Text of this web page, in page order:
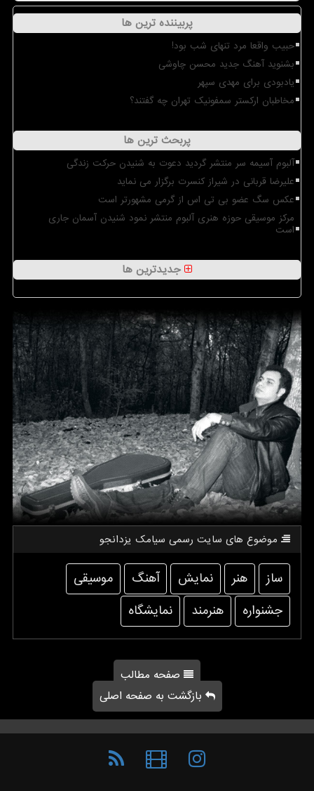
پربیننده ترین ها
حبیب واقعا مرد تنهای شب بود!
بشنوید آهنگ جدید محسن چاوشی
یادبودی برای مهدی سپهر
مخاطبان ارکستر سمفونیک تهران چه گفتند؟
پربحث ترین ها
آلبوم آسیمه سر منتشر گردید دعوت به شنیدن حرکت زندگی
علیرضا قربانی در شیراز کنسرت برگزار می نماید
عکس سگ عضو بی تی اس از گرمی مشهورتر است
مرکز موسیقی حوزه هنری آلبوم منتشر نمود شنیدن آسمان جاری
است
جدیدترین ها
موضوع های سایت رسمی سیامك یزدانجو
ساز هنر نمایش آهنگ
موسیقی
جشنواره
هنرمند نمایشگاه
صفحه مطالب
بازگشت به صفحه اصلی